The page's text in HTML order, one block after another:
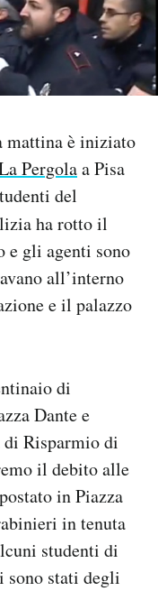
mattina è iniziato
Pergolaa Pisa
del
ha rotto il
e gli agenti sono
all’interno
e il palazzo
di
Dante e
di Risparmio di
il debito alle
in Piazza
in tenuta
studenti di
sono stati degli